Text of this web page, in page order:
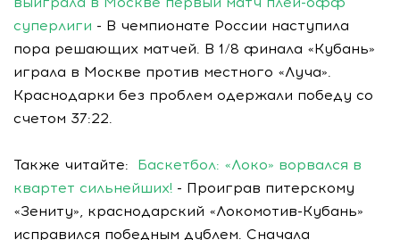
суперлиги - В чемпионате России наступила
пора решающих матчей. В 1/8 финала «Кубань»
играла в Москве против местного «Луча».
Краснодарки без проблем одержали победу со
счетом 37:22.
Также читайте: Баскетбол: «Локо» ворвался в
квартет сильнейших! - Проиграв питерскому
«Зениту», краснодарский «Локомотив-Кубань»
исправился победным дублем. Сначала